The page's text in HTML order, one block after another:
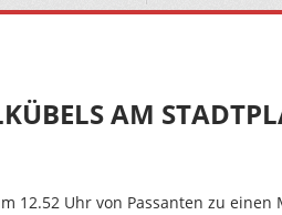
AM
12.52 Uhr von Passanten zu